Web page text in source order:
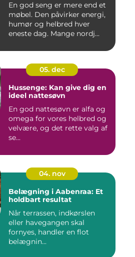
En god seng er mere end et
møbel. Den påvirker energi,
humør og helbred hver
eneste dag. Mange nordj...
05. dec
Hussenge: Kan give dig en
ideel nattesøvn
En god nattesøvn er alfa og
omega for vores helbred og
velvære, og det rette valg af
se...
04. nov
Belægning i Aabenraa: Et
holdbart resultat
Når terrassen, indkørslen
eller havegangen skal
fornyes, handler en flot
belægnin...